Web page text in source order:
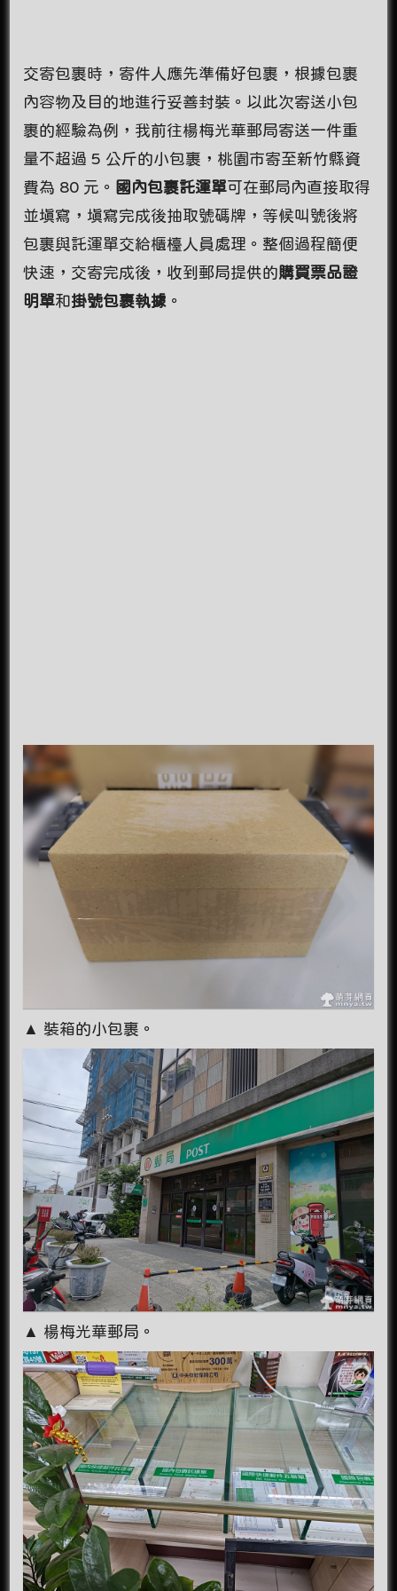
交寄包裹時，寄件人應先準備好包裹，根據包裹
內容物及目的地進行妥善封裝。以此次寄送小包
裹的經驗為例，我前往楊梅光華郵局寄送一件重
量不超過 5 公斤的小包裹，桃園市寄至新竹縣資
費為 80 元。 國內包裹託運單可在郵局內直接取得
並填寫，填寫完成後抽取號碼牌，等候叫號後將
包裹與託運單交給櫃檯人員處理。整個過程簡便
快速，交寄完成後，收到郵局提供的購買票品證
明單和掛號包裹執據 。
▲ 裝箱的小包裹。
▲ 楊梅光華郵局。